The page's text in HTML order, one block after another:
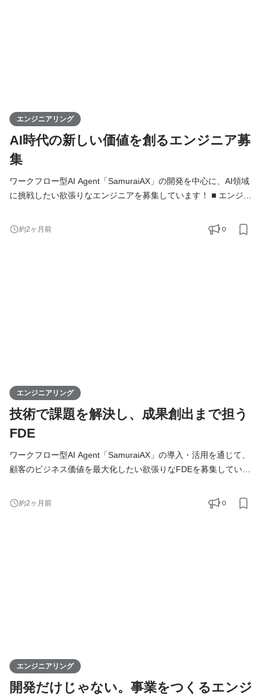
エンジニアリング
AI時代の新しい価値を創るエンジニア募
集
ワークフロー型AI Agent「SamuraiAX」の開発を中心に、AI領域
に挑戦したい欲張りなエンジニアを募集しています！ ■ エンジニ
トと事業を前に進める当事者です。 基本的には全員がフルスタッ
クエンジニアとして、バックエンド・フロントエンド・AI・イン
約2ヶ月前 0
エンジニアリング
技術で課題を解決し、成果創出まで担う
FDE
ワークフロー型AI Agent「SamuraiAX」の導入・活用を通じて、
顧客のビジネス価値を最大化したい欲張りなFDEを募集していま
Deployed Engineer（FDE）のミッションは、お客様の業務に深く
入り込み、技術の力でAIDX（AI×DX）を成功に導くことです。お
約2ヶ月前 0
エンジニアリング
開発だけじゃない。事業をつくるエンジ